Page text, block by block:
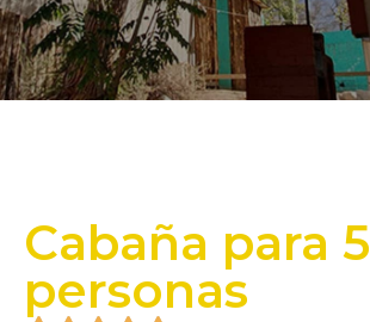
Cabaña para 5
personas